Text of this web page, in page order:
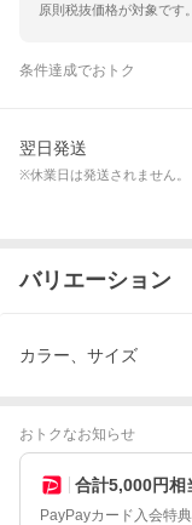
原則税抜価格が対象です
条件達成でおトク
翌日発送
※休業日は発送されません。
バリエーション
カラー、サイズ
おトクなお知らせ
合計5,000円相
PayPayカード入会特